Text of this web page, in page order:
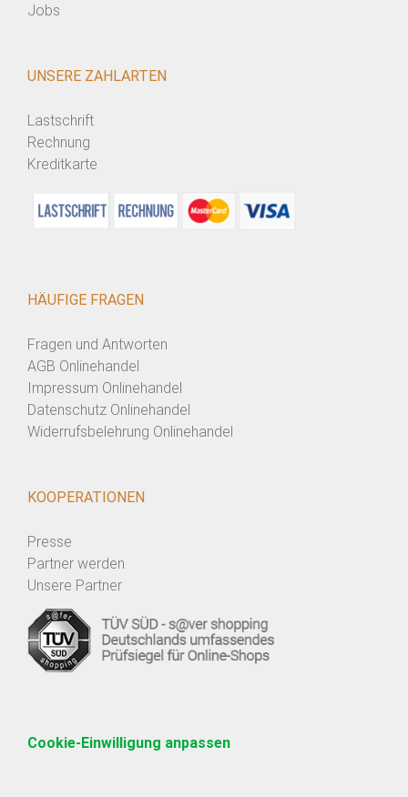
Jobs
UNSERE ZAHLARTEN
Lastschrift
Rechnung
Kreditkarte
HÄUFIGE FRAGEN
Fragen und Antworten
AGB Onlinehandel
Impressum Onlinehandel
Datenschutz Onlinehandel
Widerrufsbelehrung Onlinehandel
KOOPERATIONEN
Presse
Partner werden
Unsere Partner
Cookie-Einwilligung anpassen